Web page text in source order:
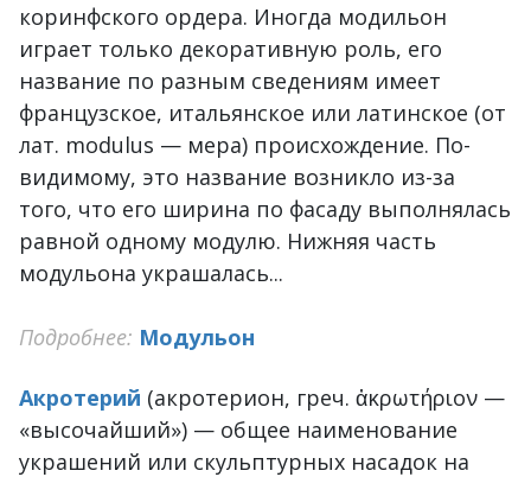
коринфского ордера. Иногда модильон
играет только декоративную роль, его
название по разным сведениям имеет
французское, итальянское или латинское (от
лат. modulus — мера) происхождение. По-
видимому, это название возникло из-за
того, что его ширина по фасаду выполнялась
равной одному модулю. Нижняя часть
модульона украшалась...
Подробнее: Модульон
Акротерий (акротерион, греч. ἀκρωτήριον —
«высочайший») — общее наименование
украшений или скульптурных насадок на